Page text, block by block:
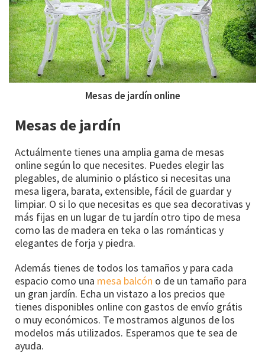
Mesas de jardín online
Mesas de jardín
Actuálmente tienes una amplia gama de mesas
online según lo que necesites. Puedes elegir las
plegables, de aluminio o plástico si necesitas una
mesa ligera, barata, extensible, fácil de guardar y
limpiar. O si lo que necesitas es que sea decorativas y
más fijas en un lugar de tu jardín otro tipo de mesa
como las de madera en teka o las románticas y
elegantes de forja y piedra.
Además tienes de todos los tamaños y para cada
espacio como una mesa balcón o de un tamaño para
un gran jardín. Echa un vistazo a los precios que
tienes disponibles online con gastos de envío grátis
o muy económicos. Te mostramos algunos de los
modelos más utilizados. Esperamos que te sea de
ayuda.